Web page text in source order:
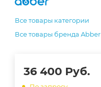
Все товары категории
Все товары бренда Abber
36 400 Руб.